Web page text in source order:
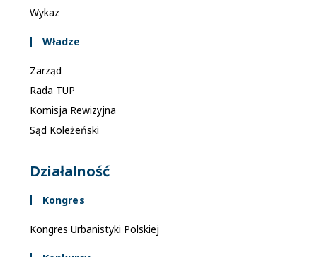
Wykaz
Władze
Zarząd
Rada TUP
Komisja Rewizyjna
Sąd Koleżeński
Działalność
Kongres
Kongres Urbanistyki Polskiej